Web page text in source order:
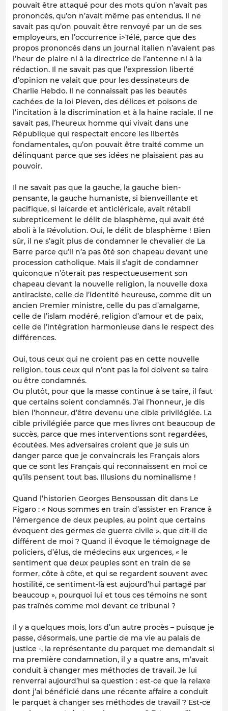
pouvait être attaqué pour des mots qu’on n’avait pas
prononcés, qu’on n’avait même pas entendus. Il ne
savait pas qu’on pouvait être renvoyé par un de ses
employeurs, en l’occurrence i>Télé, parce que des
propos prononcés dans un journal italien n’avaient pas
l’heur de plaire ni à la directrice de l’antenne ni à la
rédaction. Il ne savait pas que l’expression liberté
d’opinion ne valait que pour les dessinateurs de
Charlie Hebdo. Il ne connaissait pas les beautés
cachées de la loi Pleven, des délices et poisons de
l’incitation à la discrimination et à la haine raciale. Il ne
savait pas, l’heureux homme qui vivait dans une
République qui respectait encore les libertés
fondamentales, qu’on pouvait être traité comme un
délinquant parce que ses idées ne plaisaient pas au
pouvoir.
Il ne savait pas que la gauche, la gauche bien-
pensante, la gauche humaniste, si bienveillante et
pacifique, si laïcarde et anticléricale, avait rétabli
subrepticement le délit de blasphème, qui avait été
aboli à la Révolution. Oui, le délit de blasphème ! Bien
sûr, il ne s’agit plus de condamner le chevalier de La
Barre parce qu’il n’a pas ôté son chapeau devant une
procession catholique. Mais il s’agit de condamner
quiconque n’ôterait pas respectueusement son
chapeau devant la nouvelle religion, la nouvelle doxa
antiraciste, celle de l’identité heureuse, comme dit un
ancien Premier ministre, celle du pas d’amalgame,
celle de l’islam modéré, religion d’amour et de paix,
celle de l’intégration harmonieuse dans le respect des
différences.
Oui, tous ceux qui ne croient pas en cette nouvelle
religion, tous ceux qui n’ont pas la foi doivent se taire
ou être condamnés.
Ou plutôt, pour que la masse continue à se taire, il faut
que certains soient condamnés. J’ai l’honneur, je dis
bien l’honneur, d’être devenu une cible privilégiée. La
cible privilégiée parce que mes livres ont beaucoup de
succès, parce que mes interventions sont regardées,
écoutées. Mes adversaires croient que je suis un
danger parce que je convaincrais les Français alors
que ce sont les Français qui reconnaissent en moi ce
qu’ils pensent tout bas. Illusions du nominalisme !
Quand l’historien Georges Bensoussan dit dans Le
Figaro : « Nous sommes en train d’assister en France à
l’émergence de deux peuples, au point que certains
évoquent des germes de guerre civile », que dit-il de
différent de moi ? Quand il évoque le témoignage de
policiers, d’élus, de médecins aux urgences, « le
sentiment que deux peuples sont en train de se
former, côte à côte, et qui se regardent souvent avec
hostilité, ce sentiment-là est aujourd’hui partagé par
beaucoup », pourquoi lui et tous ces témoins ne sont
pas traînés comme moi devant ce tribunal ?
Il y a quelques mois, lors d’un autre procès – puisque je
passe, désormais, une partie de ma vie au palais de
justice -, la représentante du parquet me demandait si
ma première condamnation, il y a quatre ans, m’avait
conduit à changer mes méthodes de travail. Je lui
renverrai aujourd’hui sa question : est-ce que la relaxe
dont j’ai bénéficié dans une récente affaire a conduit
le parquet à changer ses méthodes de travail ? Est-ce